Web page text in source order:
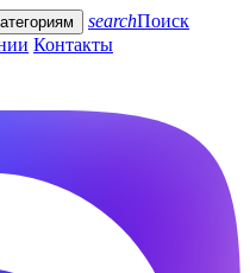
searchПоиск
Контакты